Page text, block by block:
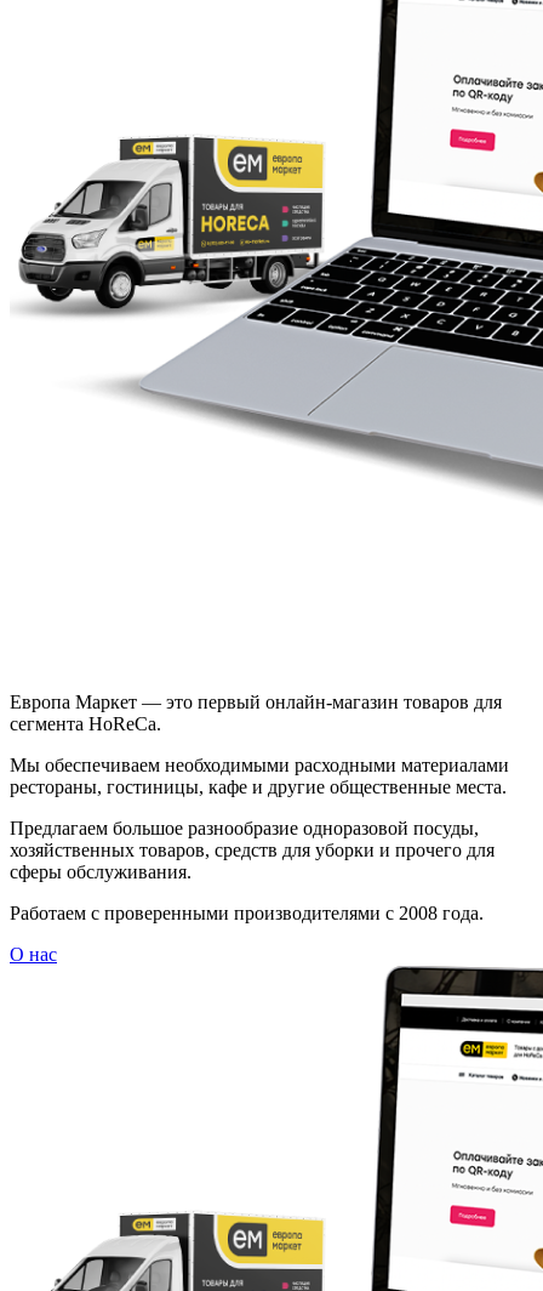
Европа Маркет — это первый онлайн-магазин товаров для
сегмента HoReCa.
Мы обеспечиваем необходимыми расходными материалами
рестораны, гостиницы, кафе и другие общественные места.
Предлагаем большое разнообразие одноразовой посуды,
хозяйственных товаров, средств для уборки и прочего для
сферы обслуживания.
Работаем с проверенными производителями с 2008 года.
О нас